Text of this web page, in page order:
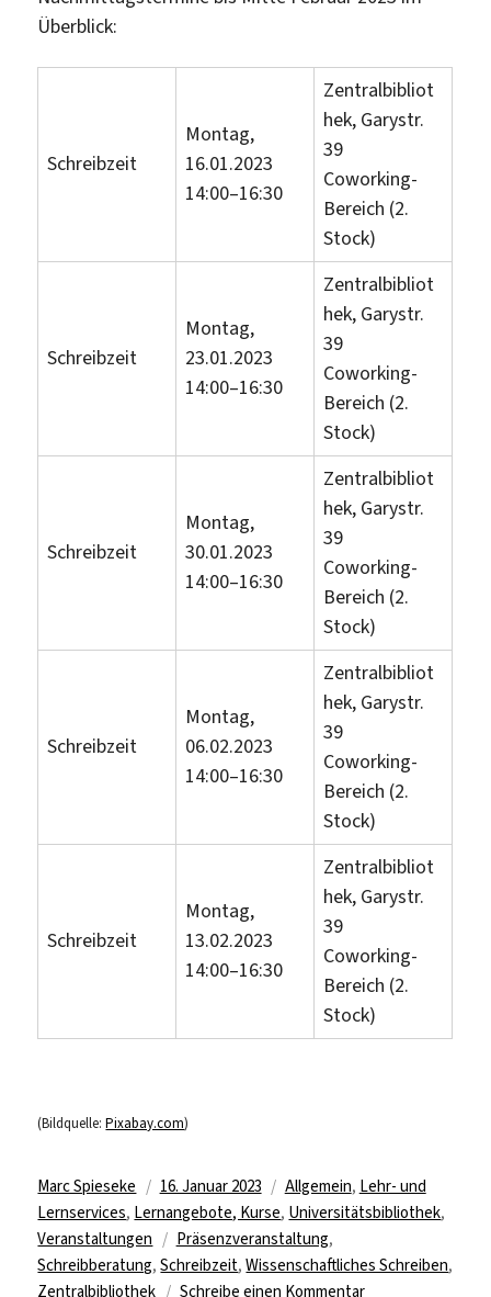
Überblick:
Schreibzeit
Montag,
16.01.2023
14:00–16:30
Zentralbibliot
hek, Garystr.
39
Coworking-
Bereich (2.
Stock)
Schreibzeit
Montag,
23.01.2023
14:00–16:30
Zentralbibliot
hek, Garystr.
39
Coworking-
Bereich (2.
Stock)
Schreibzeit
Montag,
30.01.2023
14:00–16:30
Zentralbibliot
hek, Garystr.
39
Coworking-
Bereich (2.
Stock)
Schreibzeit
Montag,
06.02.2023
14:00–16:30
Zentralbibliot
hek, Garystr.
39
Coworking-
Bereich (2.
Stock)
Schreibzeit
Montag,
13.02.2023
14:00–16:30
Zentralbibliot
hek, Garystr.
39
Coworking-
Bereich (2.
Stock)
(Bildquelle:Pixabay.com)
Autor
Marc Spieseke
Veröffentlicht
am
16. Januar 2023 Kategorien
Allgemein, Lehr- und
Lernservices, Lernangebote, Kurse, Universitätsbibliothek,
Veranstaltungen
Schlagwörter
Präsenzveranstaltung,
Schreibberatung,Schreibzeit,Wissenschaftliches Schreiben,
Zentralbibliothek
Schreibe einen Kommentarzu